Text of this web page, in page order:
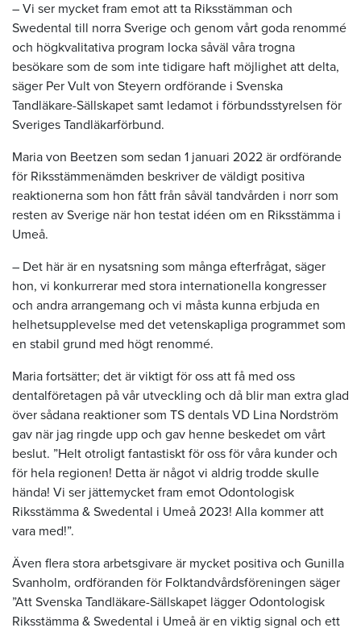
– Vi ser mycket fram emot att ta Riksstämman och
Swedental till norra Sverige och genom vårt goda renommé
och högkvalitativa program locka såväl våra trogna
besökare som de som inte tidigare haft möjlighet att delta,
säger Per Vult von Steyern ordförande i Svenska
Tandläkare-Sällskapet samt ledamot i förbundsstyrelsen för
Sveriges Tandläkarförbund.
Maria von Beetzen som sedan 1 januari 2022 är ordförande
för Riksstämmenämden beskriver de väldigt positiva
reaktionerna som hon fått från såväl tandvården i norr som
resten av Sverige när hon testat idéen om en Riksstämma i
Umeå.
– Det här är en nysatsning som många efterfrågat, säger
hon, vi konkurrerar med stora internationella kongresser
och andra arrangemang och vi måsta kunna erbjuda en
helhetsupplevelse med det vetenskapliga programmet som
en stabil grund med högt renommé.
Maria fortsätter; det är viktigt för oss att få med oss
dentalföretagen på vår utveckling och då blir man extra glad
över sådana reaktioner som TS dentals VD Lina Nordström
gav när jag ringde upp och gav henne beskedet om vårt
beslut. ”Helt otroligt fantastiskt för oss för våra kunder och
för hela regionen! Detta är något vi aldrig trodde skulle
hända! Vi ser jättemycket fram emot Odontologisk
Riksstämma & Swedental i Umeå 2023! Alla kommer att
vara med!”.
Även flera stora arbetsgivare är mycket positiva och Gunilla
Svanholm, ordföranden för Folktandvårdsföreningen säger
”Att Svenska Tandläkare-Sällskapet lägger Odontologisk
Riksstämma & Swedental i Umeå är en viktig signal och ett